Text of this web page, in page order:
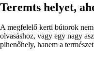
Teremts helyet,
A megfelelő kerti bútorok
olvasáshoz, vagy egy nagy
pihenőhely, hanem a